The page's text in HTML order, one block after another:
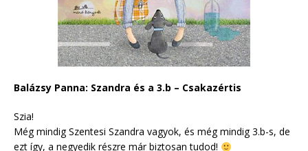
Balázsy Panna: Szandra és a 3.b – Csakazértis
Szia!
Még mindig Szentesi Szandra vagyok, és még mindig 3.b-s, de
ezt így, a negyedik részre már biztosan tudod!